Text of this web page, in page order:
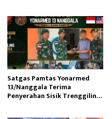
Satgas Pamtas Yonarmed
13/Nanggala Terima
Penyerahan Sisik Trenggiling